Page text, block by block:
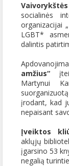
Vaivorykštės
socialinės
organizacijai
LGBT*
dalintis
amžius“
Martynui
įrodant, kad
nepaisant
Įveiktos
aklųjų
įgarsino 53
negalią